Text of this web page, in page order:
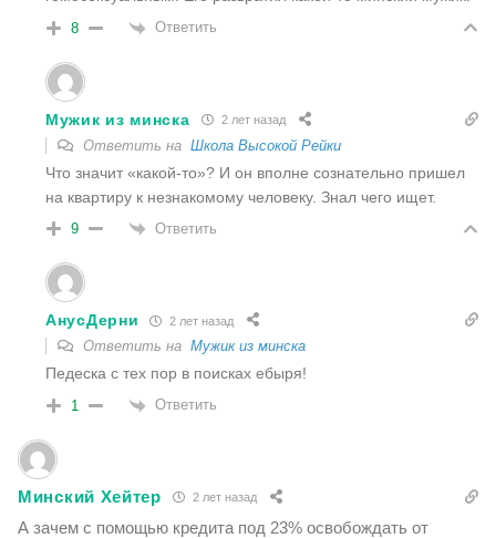
8 Ответить
Мужик из минска 2 лет назад
Ответить на Школа Высокой Рейки
Что значит «какой-то»? И он вполне сознательно пришел
на квартиру к незнакомому человеку. Знал чего ищет.
9 Ответить
АнусДерни 2 лет назад
Ответить на Мужик из минска
Педеска с тех пор в поисках ебыря!
1 Ответить
Минский Хейтер 2 лет назад
А зачем с помощью кредита под 23% освобождать от